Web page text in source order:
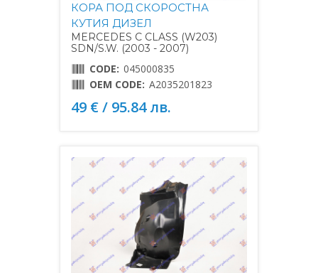
КОРА ПОД СКОРОСТНА
КУТИЯ ДИЗЕЛ
MERCEDES C CLASS (W203)
SDN/S.W. (2003 - 2007)
CODE: 045000835
OEM CODE: A2035201823
49 € / 95.84 лв.